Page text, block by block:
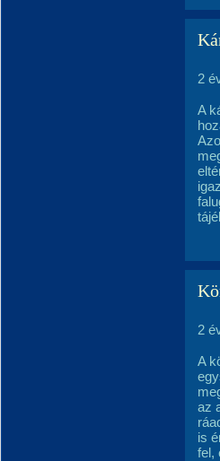
2
A
2
A
az
is
fel,